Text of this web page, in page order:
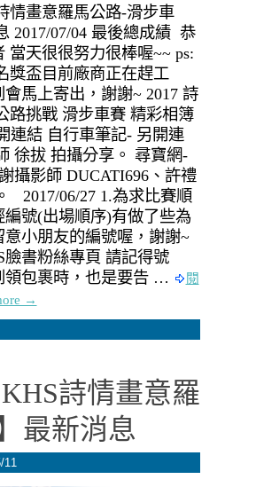
情畫意羅馬公路-滑步車
2017/07/04 最後總成績 恭
當天很很努力很棒喔~~ ps:
獎盃目前廠商正在趕工
馬上寄出，謝謝~ 2017 詩
路挑戰 滑步車賽 精彩相簿
連結 自行車筆記- 另開連
徐拔 拍攝分享。 尋寶網-
攝影師 DUCATI696、許禮
2017/06/27 1.為求比賽順
編號(出場順序)有做了些為
小朋友的編號喔，謝謝~
書粉絲專頁 請記得號
領包裹時，也是要告 …
閱
→
KHS詩情畫意羅
最新消息